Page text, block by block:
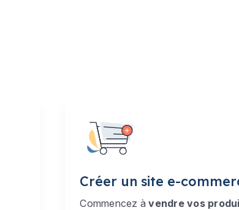
Créer un site e-
Commencez àvendre vos